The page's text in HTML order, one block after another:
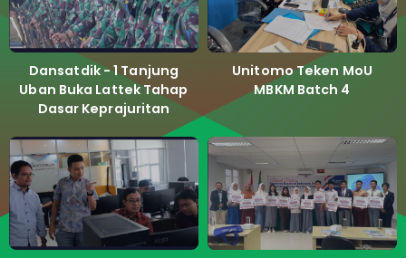
Dansatdik - 1 Tanjung
Uban Buka Lattek Tahap
Dasar Keprajuritan
Unitomo Teken MoU
MBKM Batch 4